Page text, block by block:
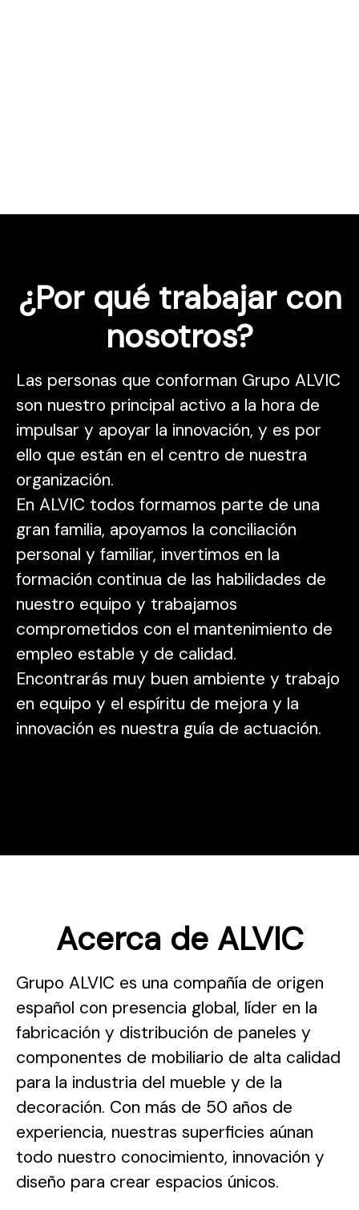
¿Por qué trabajar con
nosotros?
Las personas que conforman Grupo ALVIC
son nuestro principal activo a la hora de
impulsar y apoyar la innovación, y es por
ello que están en el centro de nuestra
organización.
En ALVIC todos formamos parte de una
gran familia, apoyamos la conciliación
personal y familiar, invertimos en la
formación continua de las habilidades de
nuestro equipo y trabajamos
comprometidos con el mantenimiento de
empleo estable y de calidad.
Encontrarás muy buen ambiente y trabajo
en equipo y el espíritu de mejora y la
innovación es nuestra guía de actuación.
Acerca de ALVIC
Grupo ALVIC es una compañía de origen
español con presencia global, líder en la
fabricación y distribución de paneles y
componentes de mobiliario de alta calidad
para la industria del mueble y de la
decoración. Con más de 50 años de
experiencia, nuestras superficies aúnan
todo nuestro conocimiento, innovación y
diseño para crear espacios únicos.